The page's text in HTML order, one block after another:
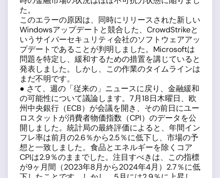
た。
このエラーの原因は、同時にリリースされた新しい
Windowsアップデートと競合した、CrowdStrikeと
いうサイバーセキュリティ会社のソフトウェアアッ
プデートであることが判明しました。Microsoftは
問題を特定し、緩和するための措置を講じていると
発表しました。しかし、この作業のタイムラインは
まだ不明です。
● さて、週の「従来の」ニュースに戻り、金融緩和
の可能性について議論します。7月18日木曜日、欧
州中央銀行（ECB）が会議を開き、その前日にユー
ロスタットが消費者物価指数（CPI）のデータを公
開しました。統計局の最終評価によると、年間イン
フレ率は前月の2.6％から2.5％に低下し、市場の予
想と一致しました。食品とエネルギーを除くコア
CPIは2.9％のままでした。注目すべきは、この指標
が9ヶ月間（2023年8月から2024年4月）2.7％に低